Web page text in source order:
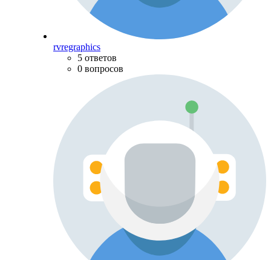
rvregraphics
5 ответов
0 вопросов